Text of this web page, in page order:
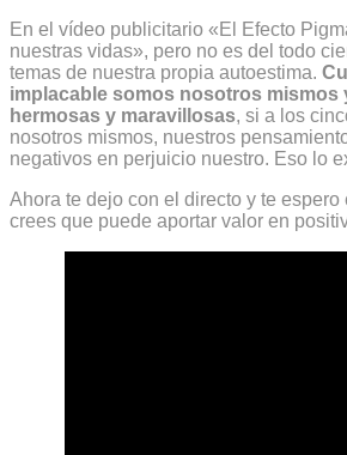
En el vídeo publicitario «El Efecto
nuestras vidas», pero no es del todo
temas de nuestra propia autoestima.
implacable somos nosotros
hermosas y maravillosas, si a los
nosotros mismos, nuestros
negativos en perjuicio nuestro. Eso lo
Ahora te dejo con el directo y te
crees que puede aportar valor en